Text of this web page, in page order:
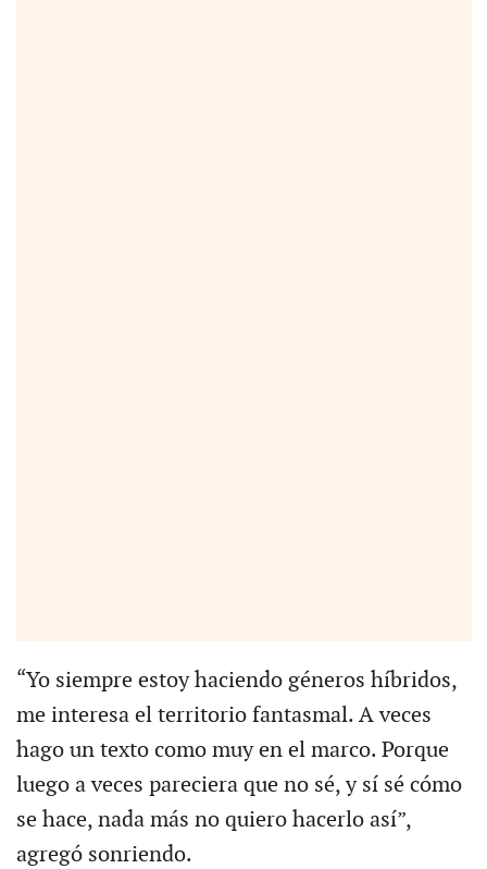
“Yo siempre estoy haciendo géneros híbridos,
me interesa el territorio fantasmal. A veces
hago un texto como muy en el marco. Porque
luego a veces pareciera que no sé, y sí sé cómo
se hace, nada más no quiero hacerlo así”,
agregó sonriendo.